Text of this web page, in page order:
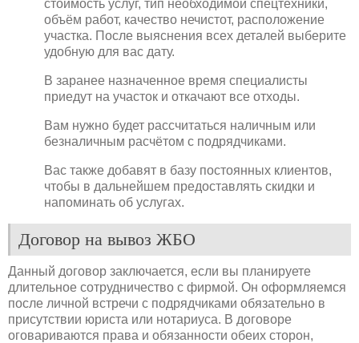
стоимость услуг, тип необходимой спецтехники,
объём работ, качество нечистот, расположение
участка. После выяснения всех деталей выберите
удобную для вас дату.
В заранее назначенное время специалисты
приедут на участок и откачают все отходы.
Вам нужно будет рассчитаться наличным или
безналичным расчётом с подрядчиками.
Вас также добавят в базу постоянных клиентов,
чтобы в дальнейшем предоставлять скидки и
напоминать об услугах.
Договор на вывоз ЖБО
Данный договор заключается, если вы планируете
длительное сотрудничество с фирмой. Он оформляемся
после личной встречи с подрядчиками обязательно в
присутствии юриста или нотариуса. В договоре
оговариваются права и обязанности обеих сторон,